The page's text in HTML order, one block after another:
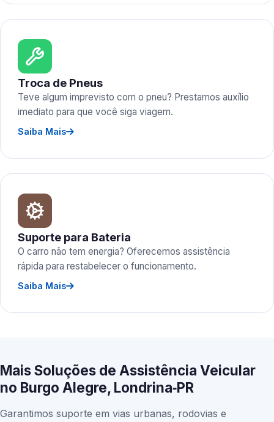
Troca de Pneus
Teve algum imprevisto com o pneu? Prestamos auxílio
imediato para que você siga viagem.
Saiba Mais
Suporte para Bateria
O carro não tem energia? Oferecemos assistência
rápida para restabelecer o funcionamento.
Saiba Mais
Mais Soluções de Assistência Veicular
no Burgo Alegre, Londrina‑PR
Garantimos suporte em vias urbanas, rodovias e